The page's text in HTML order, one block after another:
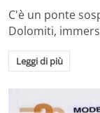
C'è un ponte
Dolomiti,
Leggi di più